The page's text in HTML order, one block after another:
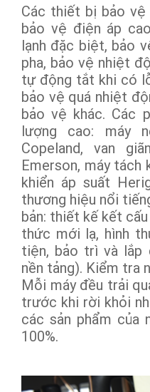
Các thiết bị bảo vệ
bảo vệ điện áp
lạnh đặc biệt, bảo
pha, bảo vệ nhiệt
tự động tắt khi có
bảo vệ quá nhiệt
bảo vệ khác. Các
lượng cao: máy
Copeland, van
Emerson, máy tách
khiển áp suất
thương hiệu nổi
bản: thiết kế kết
thức mới lạ, hình
tiện, bảo trì và lắp
nền tảng). Kiểm tra
Mỗi máy đều trải
trước khi rời khỏi
các sản phẩm của
100%.